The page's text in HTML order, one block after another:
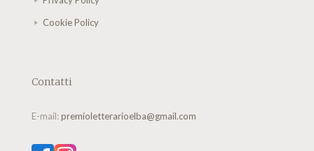
Cookie Policy
Contatti
E-mail:premioletterarioelba@gmail.com